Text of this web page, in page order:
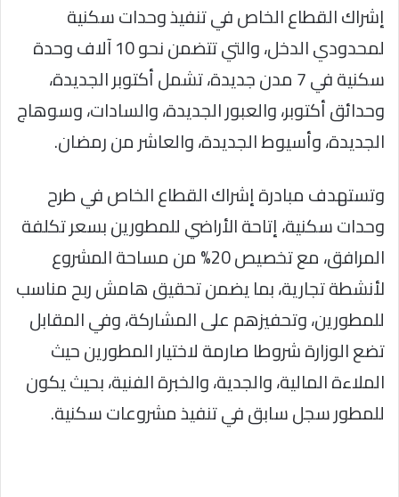
إشراك القطاع الخاص في تنفيذ وحدات سكنية
لمحدودي الدخل، والتي تتضمن نحو 10 آلاف وحدة
سكنية في 7 مدن جديدة، تشمل أكتوبر الجديدة،
وحدائق أكتوبر، والعبور الجديدة، والسادات، وسوهاج
الجديدة، وأسيوط الجديدة، والعاشر من رمضان.
وتستهدف مبادرة إشراك القطاع الخاص في طرح
وحدات سكنية، إتاحة الأراضي للمطورين بسعر تكلفة
المرافق، مع تخصيص 20% من مساحة المشروع
لأنشطة تجارية، بما يضمن تحقيق هامش ربح مناسب
للمطورين، وتحفيزهم على المشاركة، وفي المقابل
تضع الوزارة شروطا صارمة لاختيار المطورين حيث
الملاءة المالية، والجدية، والخبرة الفنية، بحيث يكون
للمطور سجل سابق في تنفيذ مشروعات سكنية.